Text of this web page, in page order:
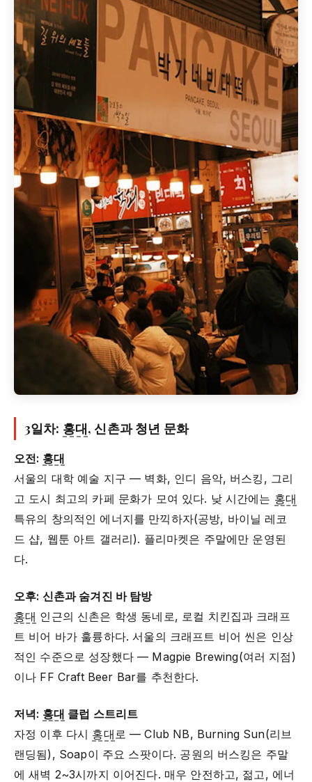
3일차: 홍대, 신촌과 청년 문화
오전: 홍대
서울의 대학 예술 지구 — 벽화, 인디 음악, 버스킹, 그리
고 도시 최고의 카페 문화가 모여 있다. 낮 시간에는 홍대
특유의 창의적인 에너지를 만끽하자(공방, 바이닐 레코
드 샵, 웹툰 아트 갤러리). 플리마켓은 주말에만 운영된
다.
오후: 신촌과 숨겨진 바 탐방
홍대 인근의 신촌은 학생 동네로, 로컬 치킨집과 크래프
트 비어 바가 훌륭하다. 서울의 크래프트 비어 씬은 인상
적인 수준으로 성장했다 — Magpie Brewing(여러 지점)
이나 FF Craft Beer Bar를 추천한다.
저녁: 홍대 클럽 스트리트
자정 이후 다시 홍대 로 — Club NB, Burning Sun(리브
랜딩됨), Soap이 주요 스팟이다. 공원의 버스킹은 주말
에 새벽 2~3시까지 이어진다. 매우 안전하고, 젊고, 에너